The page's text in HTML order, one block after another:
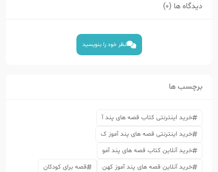
دیدگاه ها (0)
نظر خود را بنویسید
برچسب ها
خرید اینترنتی کتاب قصه های پند آ
خرید اینترنتی قصه های پند آموز ک
خرید آنلاین کتاب قصه های پند آمو
خرید آنلاین قصه های پند آموز کهن
قصه برای کودکان